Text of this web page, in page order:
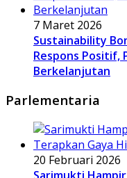
7 Maret 2026
Sustainability
Respons Positif,
Berkelanjutan
Parlementaria
20 Februari 2026